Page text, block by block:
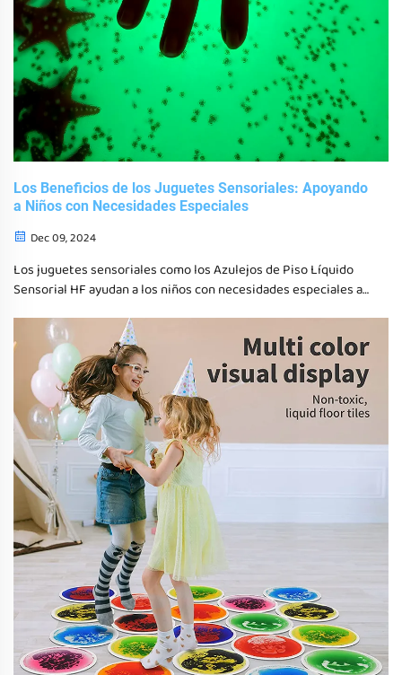
Los Beneficios de los Juguetes Sensoriales: Apoyando
a Niños con Necesidades Especiales
Dec 09, 2024
Los juguetes sensoriales como los Azulejos de Piso Líquido
Sensorial HF ayudan a los niños con necesidades especiales a
regulación emocional.